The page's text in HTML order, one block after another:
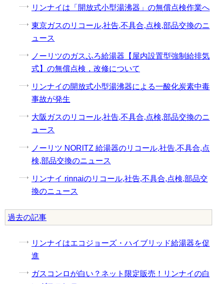
リンナイは「開放式小型湯沸器」の無償点検作業へ
東京ガスのリコール,社告,不具合,点検,部品交換のニ
ュース
ノーリツのガスふろ給湯器【屋内設置型強制給排気
式】の無償点検，改修について
リンナイの開放式小型湯沸器による一酸化炭素中毒
事故が発生
大阪ガスのリコール,社告,不具合,点検,部品交換のニ
ュース
ノーリツ NORITZ 給湯器のリコール,社告,不具合,点
検,部品交換のニュース
リンナイ rinnaiのリコール,社告,不具合,点検,部品交
換のニュース
過去の記事
リンナイはエコジョーズ・ハイブリッド給湯器を促
進
ガスコンロが白い？ネット限定販売！リンナイの白